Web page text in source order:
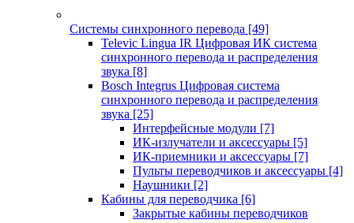
Системы синхронного перевода [49]
Televic Lingua IR Цифровая ИК система
синхронного перевода и распределения
звука [8]
Bosch Integrus Цифровая система
синхронного перевода и распределения
звука [25]
Интерфейсные модули [7]
ИК-излучатели и аксессуары [5]
ИК-приемники и аксессуары [7]
Пульты переводчиков и аксессуары [4]
Наушники [2]
Кабины для переводчика [6]
Закрытые кабины переводчиков